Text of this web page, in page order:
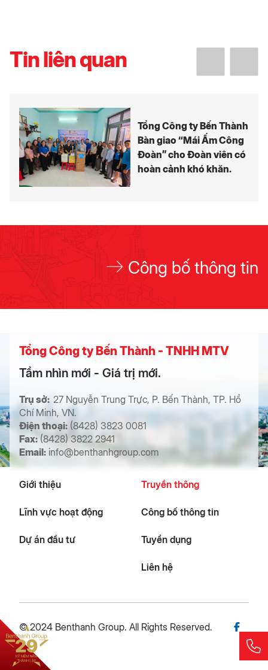
Tin liên quan
Tổng Công ty Bến Thành
Bàn giao “Mái Ấm Công
Đoàn” cho Đoàn viên có
hoàn cảnh khó khăn.
Công bố thông tin
Tổng Công ty Bến Thành - TNHH MTV
Tầm nhìn mới - Giá trị mới.
Trụ sở: 27 Nguyễn Trung Trực, P. Bến Thành, TP. Hồ
Chí Minh, VN.
Điện thoại: (8428) 3823 0081
Fax:(8428) 3822 2941
Email: info@benthanhgroup.com
Giới thiệu
Lĩnh vực hoạt động
Dự án đầu tư
Truyền thông
Công bố thông tin
Tuyển dụng
Liên hệ
© 2024 Benthanh Group. All Rights Reserved.